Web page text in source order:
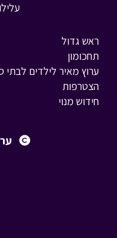
ראש גדול
תחכומון
ערוץ מאיר לילדים לבתי
הצטרפות
חידוש מנוי